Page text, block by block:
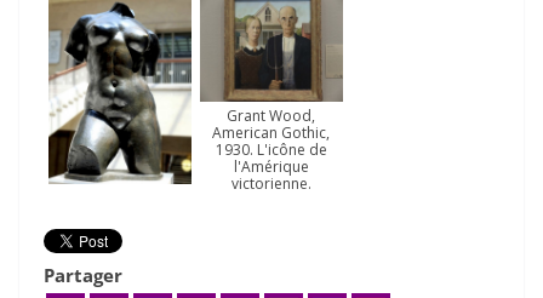
Grant Wood,
American Gothic,
1930. L'icône de
l'Amérique
victorienne.
Partager